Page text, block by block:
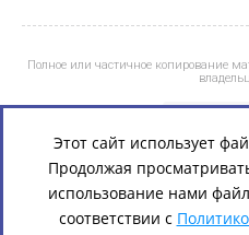
Полное или частичное копирование
Этот сайт использует
Продолжая
использование нами
соответствии с